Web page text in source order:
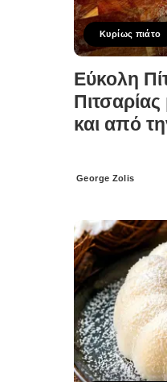
Κυρίως πιάτο
Εύκολη
και από
Posted
George Zolis